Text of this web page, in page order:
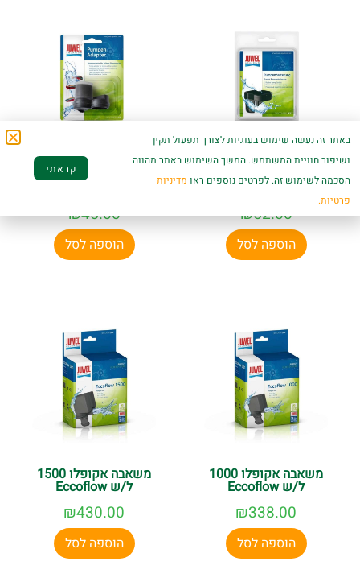
תושבת גומי למשאבות
– ג׳אוול
₪52.00
הוספה לסל
מתאם משאבות
₪45.00
הוספה לסל
משאבה אקופלו 1000
ל/ש Eccoflow
₪338.00
הוספה לסל
משאבה אקופלו 1500
ל/ש Eccoflow
₪430.00
הוספה לסל
באתר זה נעשה שימוש בעוגיות לצורך תפעול תקין
ושיפור חוויית המשתמש. המשך השימוש באתר מהווה
הסכמה לשימוש זה. לפרטים נוספים ראו מדיניות
פרטיות.
קראתי